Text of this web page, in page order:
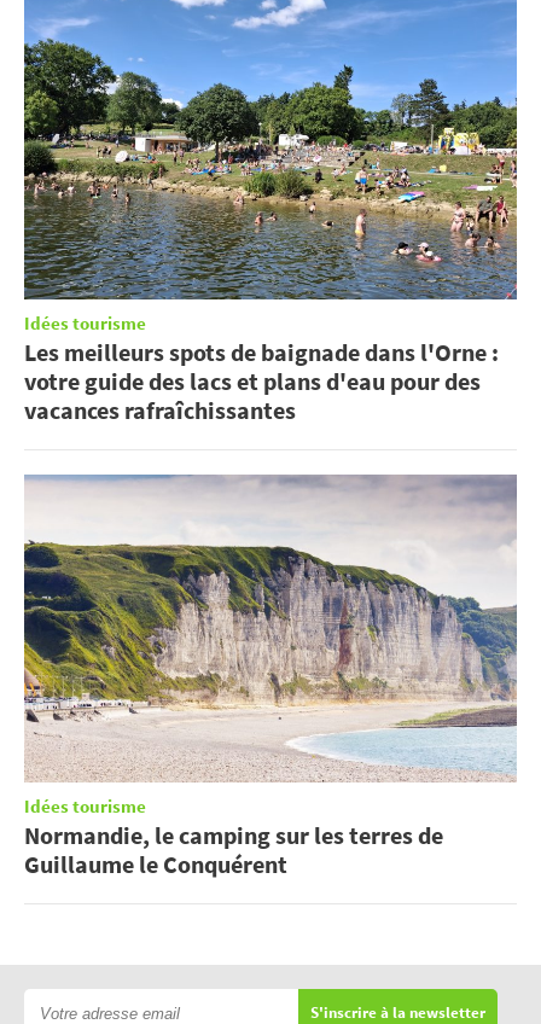
Idées tourisme
Les meilleurs spots de baignade dans l'Orne :
votre guide des lacs et plans d'eau pour des
vacances rafraîchissantes
Idées tourisme
Normandie, le camping sur les terres de
Guillaume le Conquérent
S'inscrire à la newsletter